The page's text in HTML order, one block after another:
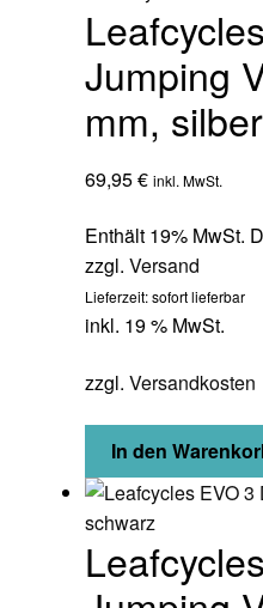
Jumping
mm, silber
69,95€ inkl. MwSt.
Enthält 19% MwSt.
zzgl. Versand
Lieferzeit: sofort lieferbar
inkl. 19 % MwSt.
zzgl. Versandkosten
In den